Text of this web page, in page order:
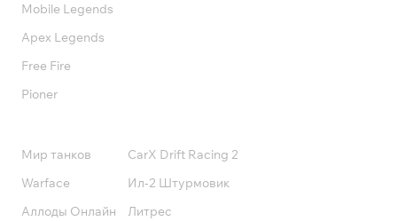
Mobile Legends
Apex Legends
Free Fire
Pioner
Мир танков
Warface
Аллоды Онлайн
CarX Drift Racing 2
Ил-2 Штурмовик
Литрес